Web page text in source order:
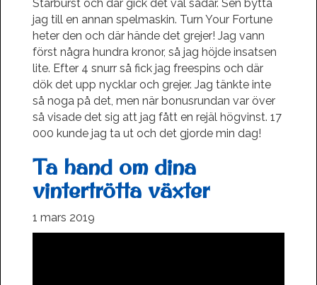
Starburst och där gick det väl sådär. Sen bytta
jag till en annan spelmaskin. Turn Your Fortune
heter den och där hände det grejer! Jag vann
först några hundra kronor, så jag höjde insatsen
lite. Efter 4 snurr så fick jag freespins och där
dök det upp nycklar och grejer. Jag tänkte inte
så noga på det, men när bonusrundan var över
så visade det sig att jag fått en rejäl högvinst. 17
000 kunde jag ta ut och det gjorde min dag!
Ta hand om dina
vintertrötta växter
1 mars 2019